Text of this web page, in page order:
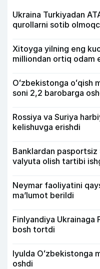
Ukraina Turkiyadan
qurollarni sotib
Xitoyga yilning eng
milliondan ortiq odam
Oʻzbekistonga oʻqish
soni 2,2 barobarga
Rossiya va Suriya
kelishuvga erishdi
Banklardan
valyuta olish tartibi
Neymar faoliyatini
ma’lumot berildi
Finlyandiya
bosh tortdi
Iyulda Oʻzbekistonga
oshdi